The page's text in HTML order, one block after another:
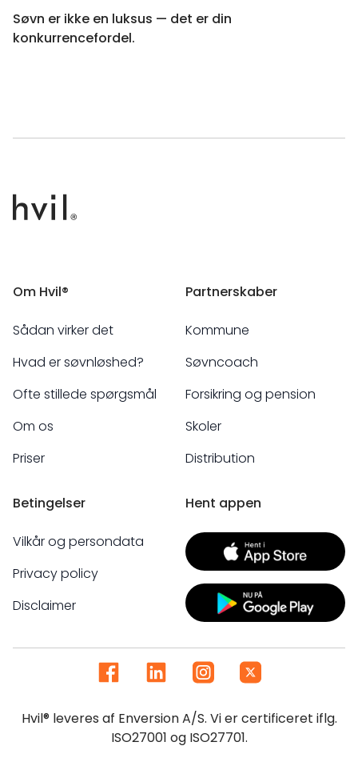
Søvn er ikke en luksus — det er din
konkurrencefordel.
Om Hvil®
Sådan virker det
Hvad er søvnløshed?
Ofte stillede spørgsmål
Om os
Priser
Partnerskaber
Kommune
Søvncoach
Forsikring og pension
Skoler
Distribution
Betingelser
Vilkår og persondata
Privacy policy
Disclaimer
Hent appen
Hvil® leveres af Enversion A/S. Vi er certificeret iflg.
ISO27001 og ISO27701.